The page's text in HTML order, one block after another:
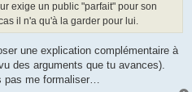
exige un public "parfait" pour son
il n'a qu'à la garder pour lui.
une explication complémentaire à
des arguments que tu avances).
me formaliser…